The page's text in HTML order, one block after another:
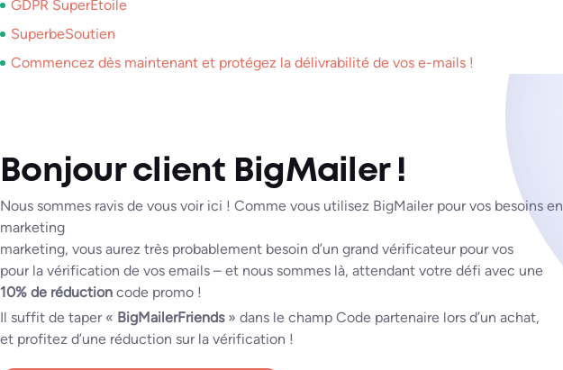
GDPR SuperÉtoile
SuperbeSoutien
Commencez dès maintenant et protégez la délivrabilité de vos e-mails !
Bonjour client BigMailer !
Nous sommes ravis de vous voir ici ! Comme vous utilisez BigMailer pour vos besoins en
marketing
marketing, vous aurez très probablement besoin d’un grand vérificateur pour vos
pour la vérification de vos emails – et nous sommes là, attendant votre défi avec une
10% de réduction code promo !
Il suffit de taper « BigMailerFriends» dans le champ Code partenaire lors d’un achat,
et profitez d’une réduction sur la vérification !